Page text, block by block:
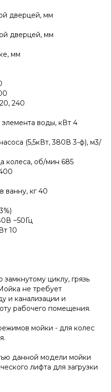
дверцей, мм
дверцей, мм
мм
240
воды, кВт 4
(5,5кВт, 380В 3-ф), м3/
колеса, об/мин 685
ванну, кг 40
~50Гц
10
циклу, грязь
не требует
и канализации и
рабочего помещения.
мойки - для колес
данной модели мойки
лифта для загрузки